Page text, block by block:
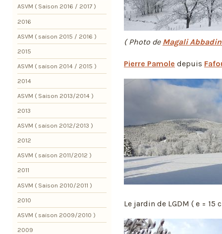
( Photo de Magali
Pierre Pamole depuis
Le jardin de LGDM ( e = 15
ASVM ( Saison 2016 / 2017 )
2016
ASVM ( saison 2015 / 2016 )
2015
ASVM ( saison 2014 / 2015 )
2014
ASVM ( Saison 2013/2014 )
2013
ASVM ( saison 2012/2013 )
2012
ASVM ( saison 2011/2012 )
2011
ASVM ( Saison 2010/2011 )
2010
ASVM ( saison 2009/2010 )
2009